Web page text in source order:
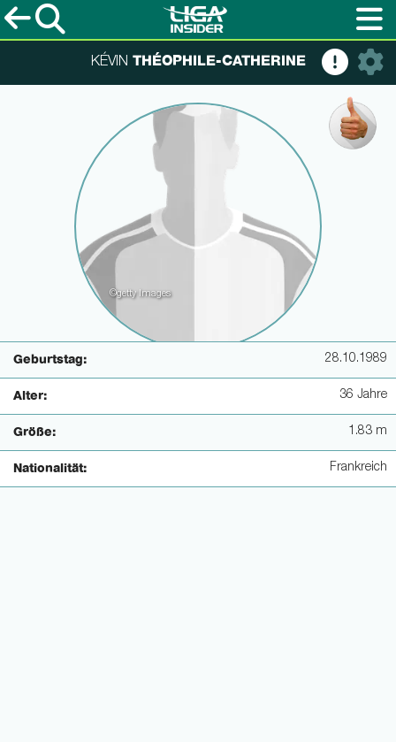
KÉVIN THÉOPHILE-CATHERINE
©getty Images
Geburtstag: 28.10.1989
Alter: 36 Jahre
Größe: 1.83 m
Nationalität: Frankreich